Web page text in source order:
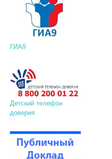
ГИА9
Детский телефон
доверия